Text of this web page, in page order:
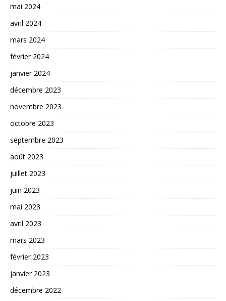
mai 2024
avril 2024
mars 2024
février 2024
janvier 2024
décembre 2023
novembre 2023
octobre 2023
septembre 2023
août 2023
juillet 2023
juin 2023
mai 2023
avril 2023
mars 2023
février 2023
janvier 2023
décembre 2022